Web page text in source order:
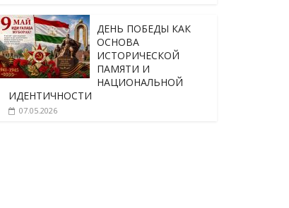
ДЕНЬ ПОБЕДЫ КАК
ОСНОВА
ИСТОРИЧЕСКОЙ
ПАМЯТИ И
НАЦИОНАЛЬНОЙ
ИДЕНТИЧНОСТИ
07.05.2026